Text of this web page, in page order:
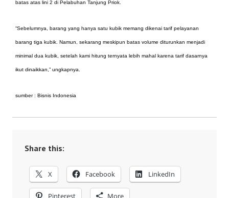
batas atas lini 2 di Pelabuhan Tanjung Priok.
“Sebelumnya, barang yang hanya satu kubik memang dikenai tarif pelayanan
barang tiga kubik. Namun, sekarang meskipun batas volume diturunkan menjadi
minimal dua kubik, setelah kami hitung ternyata lebih mahal karena tarif dasarnya
ikut dinaikkan,” ungkapnya.
sumber : Bisnis Indonesia
Share this:
X Facebook LinkedIn
Pinterest More